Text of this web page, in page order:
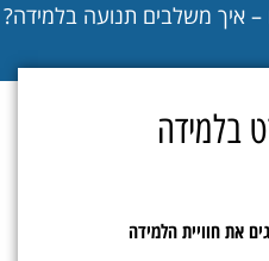
– איך משלבים תנועה בלמידה?
בלמידה
את חוויית הלמידה